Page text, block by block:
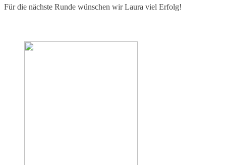
Für die nächste Runde wünschen wir Laura viel Erfolg!